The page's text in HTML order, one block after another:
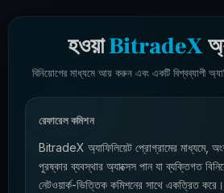
হওয়াBitradeX
বিনিয়োগের মাধ্যমে আয় করুন এবং একটি বিশ্বব্যাপী
রেফারেল কমিশন
BitradeX অ্যাফিলিয়েট প্রোগ্রামের মাধ্যমে,
পুরষ্কার ব্যবস্থার অ্যাক্সেস পান যা ব্যক্তিগত
নেটওয়ার্ক-ভিত্তিক কমিশনের সাথে একত্রিত